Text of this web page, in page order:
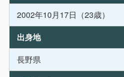
2002年10月17日（23歳）
出身地
長野県